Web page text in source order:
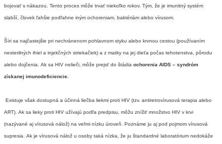
bojovať s nákazou. Tento proces môže trvať niekoľko rokov. Tým, že je imunitný systém
slabší, človek ľahšie podľahne iným ochoreniam, baktériám alebo vírusom.
Šíri sa najčastejšie pri nechránenom pohlavnom styku alebo krvnou cestou (používaním
nesterilných ihiel a injekčných striekačiek) a z matky na jej dieťa počas tehotenstva, pôrodu
alebo dojčenia. Ak sa HIV nelieči, môže prejsť do štádia ochorenia AIDS – syndróm
získanej imunodeficiencie.
Existuje však dostupná a účinná liečba liekmi proti HIV (tzv. antiretrovírusová terapia alebo
ART). Ak sa lieky proti HIV užívajú podľa predpisu, môžu znížiť množstvo HIV v krvi
(nazývané aj vírusová nálož) na veľmi nízku úroveň. Poznáme ju aj pod pojmom vírusová
supresia. Ak je vírusová nálož u osoby taká nízka, že ju štandardné laboratórium nedokáže